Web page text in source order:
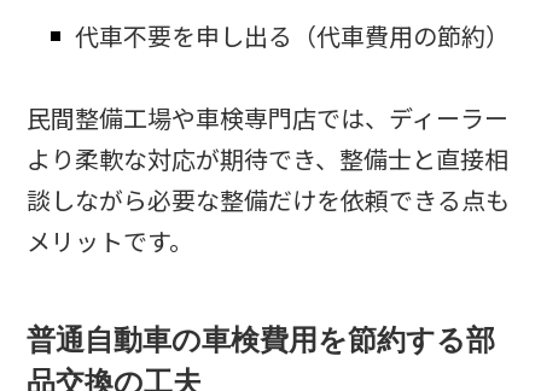
代車不要を申し出る（代車費用の節約）
民間整備工場や車検専門店では、ディーラー
より柔軟な対応が期待でき、整備士と直接相
談しながら必要な整備だけを依頼できる点も
メリットです。​
普通自動車の車検費用を節約する部
品交換の工夫